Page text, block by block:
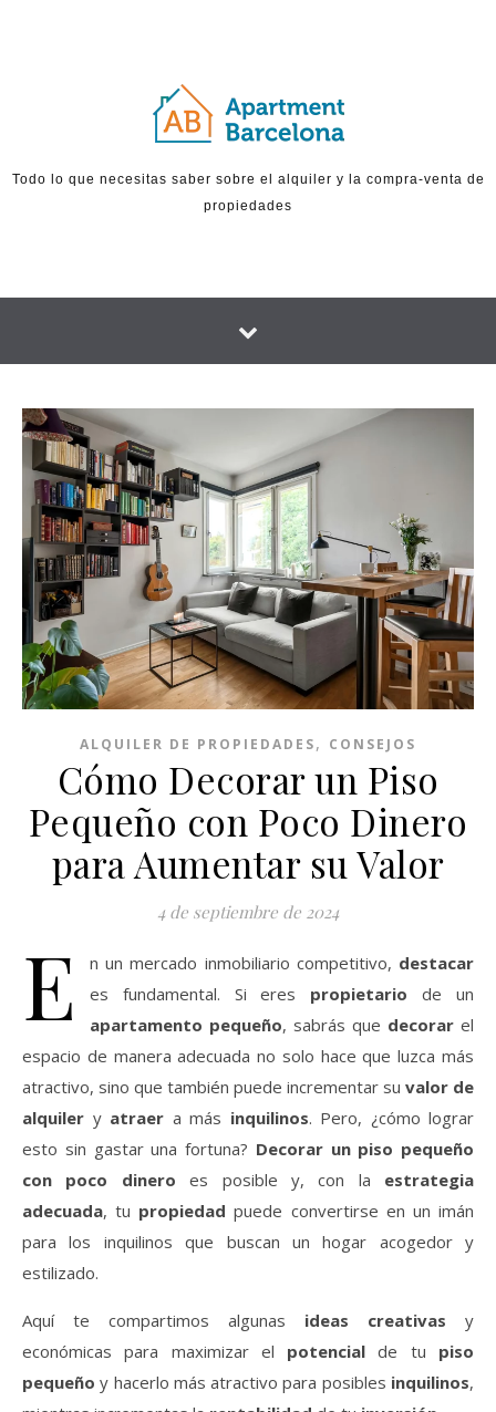
Todo lo que necesitas saber sobre el alquiler y la compra-venta de
propiedades
ALQUILER DE PROPIEDADES, CONSEJOS
Cómo Decorar un Piso
Pequeño con Poco Dinero
para Aumentar su Valor
4 de septiembre de 2024
E n un mercado inmobiliario competitivo, destacar
es fundamental. Si eres propietario de un
apartamento pequeño, sabrás que decorar el
espacio de manera adecuada no solo hace que luzca más
atractivo, sino que también puede incrementar su valor de
alquiler y atraer a más inquilinos. Pero, ¿cómo lograr
esto sin gastar una fortuna? Decorar un piso pequeño
con poco dinero es posible y, con la estrategia
adecuada, tu propiedad puede convertirse en un imán
para los inquilinos que buscan un hogar acogedor y
estilizado.
Aquí te compartimos algunas ideas creativas y
económicas para maximizar el potencial de tu piso
pequeño y hacerlo más atractivo para posibles inquilinos,